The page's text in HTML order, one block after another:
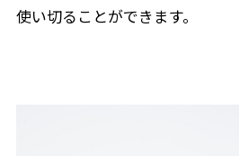
使い切ることができます。